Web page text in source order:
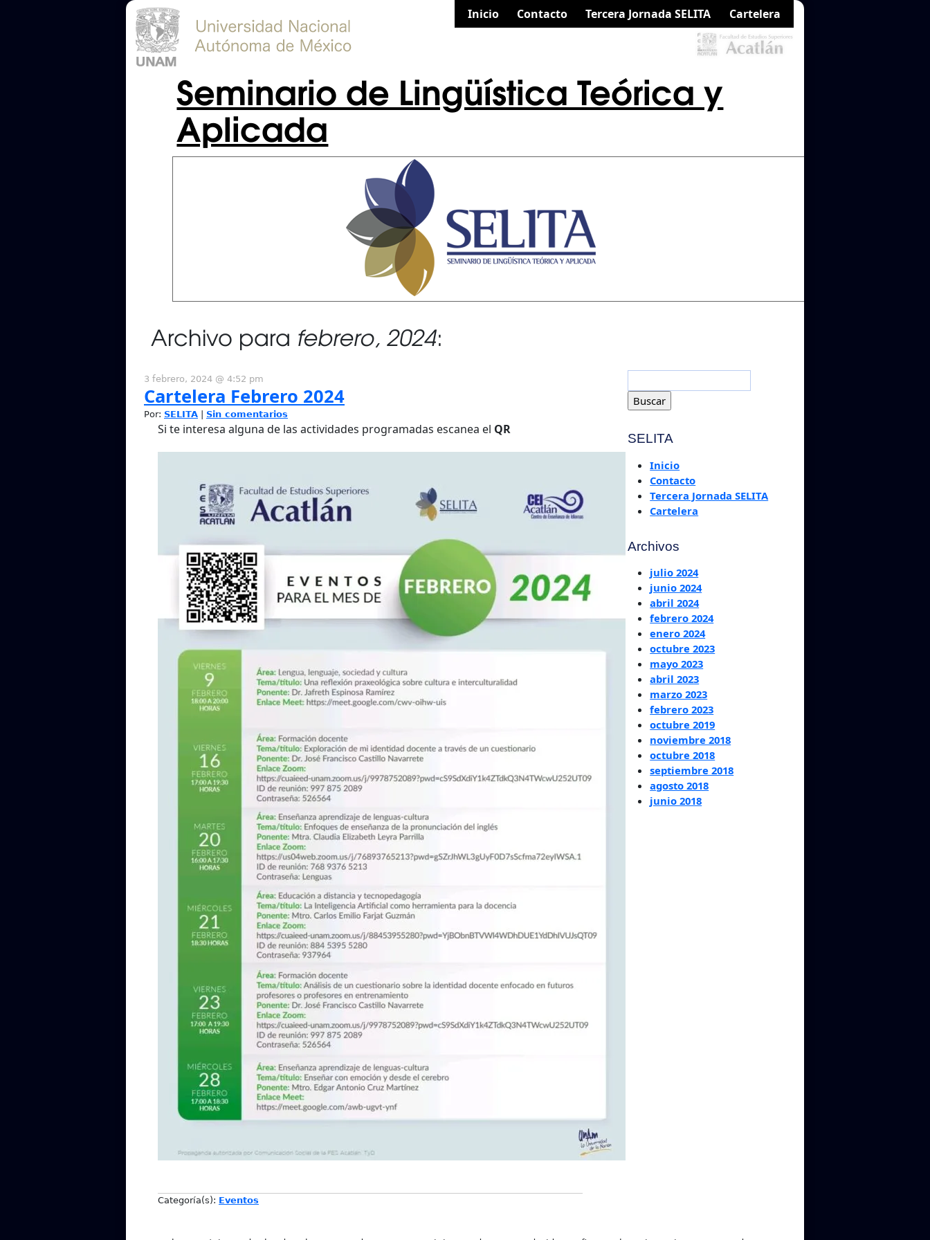
Inicio Contacto Tercera Jornada SELITA Cartelera
Seminario de Lingüística Teórica y
Aplicada
Archivo para febrero, 2024:
3 febrero, 2024 @ 4:52 pm
Cartelera Febrero 2024
Por: SELITA Sin comentarios
Si te interesa alguna de las actividades programadas escanea el QR
Categoría(s): Eventos
SELITA
Inicio
Contacto
Tercera Jornada SELITA
Cartelera
Archivos
julio 2024
junio 2024
abril 2024
febrero 2024
enero 2024
octubre 2023
mayo 2023
abril 2023
marzo 2023
febrero 2023
octubre 2019
noviembre 2018
octubre 2018
septiembre 2018
agosto 2018
junio 2018